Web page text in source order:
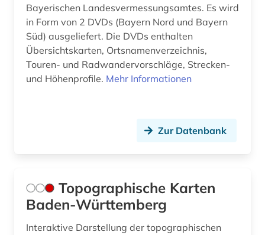
Bayerischen Landesvermessungsamtes. Es wird
in Form von 2 DVDs (Bayern Nord und Bayern
Süd) ausgeliefert. Die DVDs enthalten
Übersichtskarten, Ortsnamenverzeichnis,
Touren- und Radwandervorschläge, Strecken-
und Höhenprofile. Mehr Informationen
Zur Datenbank
Topographische Karten
Baden-Württemberg
Interaktive Darstellung der topographischen